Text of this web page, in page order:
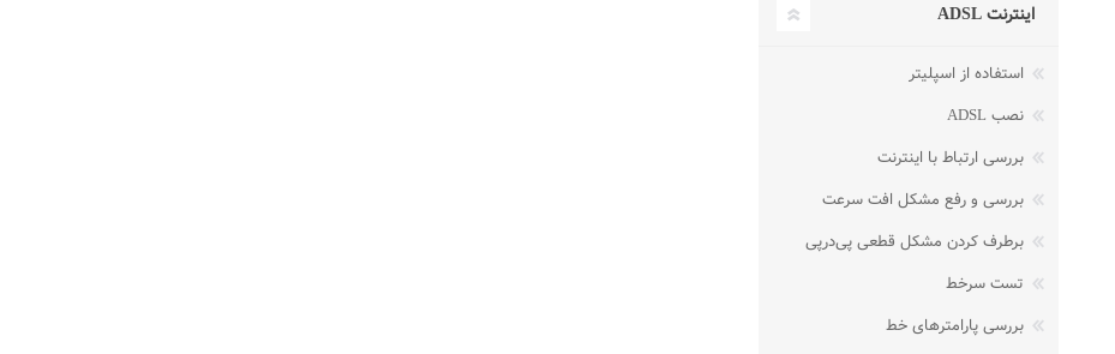
اینترنت ADSL
استفاده از اسپلیتر
نصب ADSL
بررسی ارتباط با اینترنت
بررسی و رفع مشکل افت سرعت
برطرف کردن مشکل قطعی پی‌در‌پی
تست سرخط
بررسی پارامترهای خط